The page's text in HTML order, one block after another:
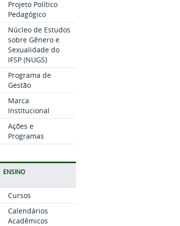
Projeto Político
Pedagógico
Núcleo de Estudos
sobre Gênero e
Sexualidade do
IFSP (NUGS)
Programa de
Gestão
Marca
Institucional
Ações e
Programas
ENSINO
Cursos
Calendários
Acadêmicos